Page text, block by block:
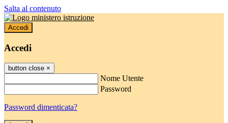
Salta al contenuto
Accedi
Accedi
button close ×
Nome Utente
Password
Password dimenticata?